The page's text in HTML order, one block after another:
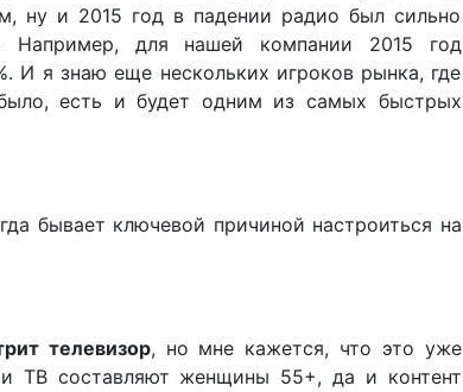
ну и 2015 год в падении радио был сильно
Например, для нашей компании 2015 год
И я знаю еще нескольких игроков рынка, где
есть и будет одним из самых быстрых
бывает ключевой причиной настроиться на
телевизор, но мне кажется, что это уже
ТВ составляют женщины 55+, да и контент